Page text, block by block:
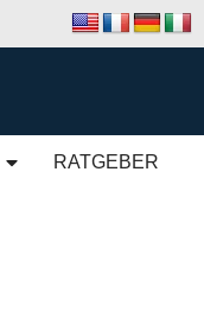
RATGEBER